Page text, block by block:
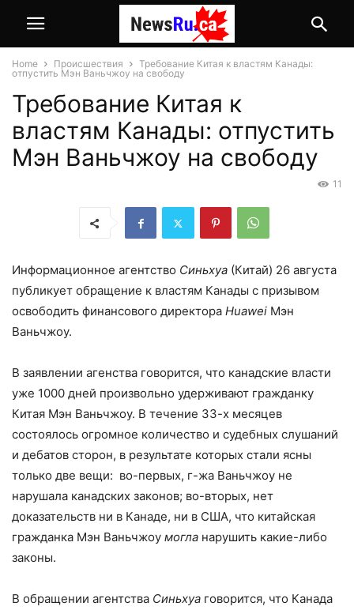
Home Происшествия
Требование Китая к властям Канады:
отпустить Мэн Ваньчжоу на свободу
Требование Китая к
властям Канады: отпустить
Мэн Ваньчжоу на свободу
11
Информационное агентство Синьхуа (Китай) 26 августа
публикует обращение к властям Канады с призывом
освободить финансового директора Huawei Мэн
Ваньчжоу.
В заявлении агенства говорится, что канадские власти
уже 1000 дней произвольно удерживают гражданку
Китая Мэн Ваньчжоу. В течение 33-х месяцев
состоялось огромное количество и судебных слушаний
и дебатов сторон, в результате которых стали ясны
только две вещи: во-первых, г-жа Ваньчжоу не
нарушала канадских законов; во-вторых, нет
доказательств ни в Канаде, ни в США, что китайская
гражданка Мэн Ваньчжоу могла нарушить какие-либо
законы.
В обращении агентства Синьхуа говорится, что Канада